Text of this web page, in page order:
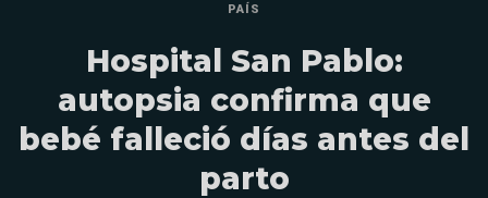
PAÍS
Hospital San Pablo:
autopsia confirma que
bebé falleció días antes del
parto